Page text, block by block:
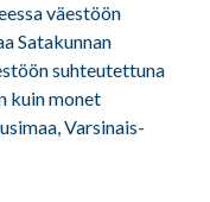
väestöön
Satakunnan
suhteutettuna
kuin monet
Varsinais-